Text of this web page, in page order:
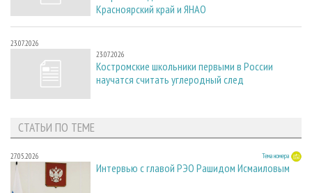
Красноярский край и ЯНАО
23.07.2026
23.07.2026
Костромские школьники первыми в России
научатся считать углеродный след
СТАТЬИ ПО ТЕМЕ
27.05.2026 Тема номера
Интервью с главой РЭО Рашидом Исмаиловым